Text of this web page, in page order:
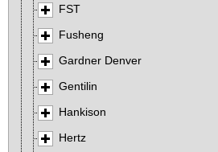
FST
Fusheng
Gardner Denver
Gentilin
Hankison
Hertz